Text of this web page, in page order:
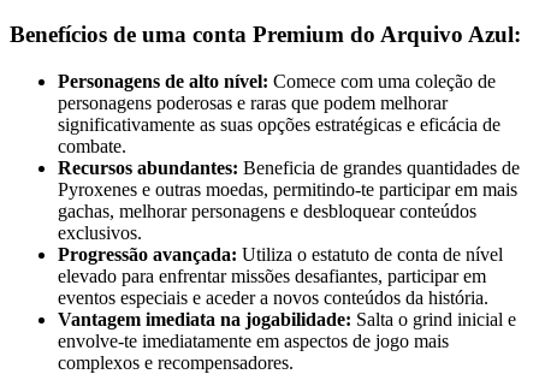
Benefícios de uma conta Premium do Arquivo Azul:
Personagens de alto nível: Comece com uma coleção de
personagens poderosas e raras que podem melhorar
significativamente as suas opções estratégicas e eficácia de
combate.
Recursos abundantes: Beneficia de grandes quantidades de
Pyroxenes e outras moedas, permitindo-te participar em mais
gachas, melhorar personagens e desbloquear conteúdos
exclusivos.
Progressão avançada: Utiliza o estatuto de conta de nível
elevado para enfrentar missões desafiantes, participar em
eventos especiais e aceder a novos conteúdos da história.
Vantagem imediata na jogabilidade: Salta o grind inicial e
envolve-te imediatamente em aspectos de jogo mais
complexos e recompensadores.